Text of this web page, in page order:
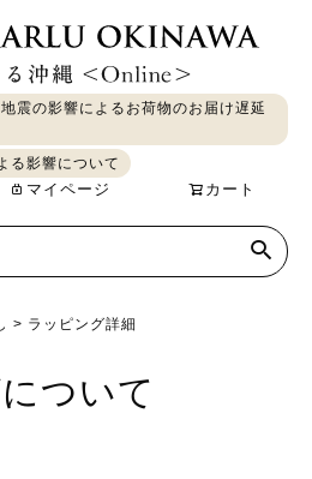
震の影響によるお荷物のお届け遅延
る影響について
ガラス シーサー 染織 食品
マイページ カート
ラッピング詳細
ついて
ジ
へ